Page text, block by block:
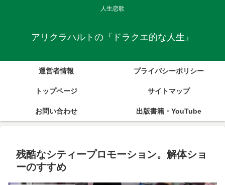
人生恋歌
アリクラハルトの『ドラクエ的な人生』
運営者情報 プライバシーポリシー
トップページ サイトマップ
お問い合わせ 出版書籍・YouTube
残酷なシティープロモーション。解体ショ
ーのすすめ